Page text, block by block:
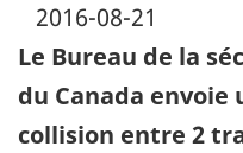
2016-08-21
Le Bureau de la
du Canada
collision entre 2